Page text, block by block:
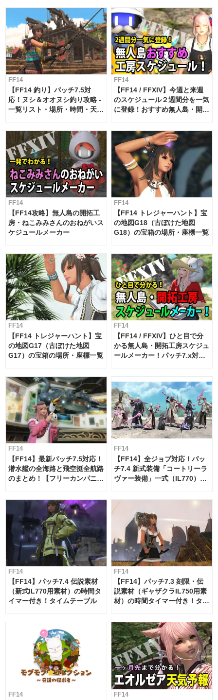
FF14
【FF14 釣り】パッチ7.5対
応！ヌシ＆オオヌシ釣り攻略 -
一覧リスト・場所・時間・天
FF14
【FF14 / FFXIV】今週と来週
のスケジュール２週間分を一気
に登録！おすすめ無人島・開拓
FF14
【FF14攻略】無人島の開拓工
房・ねこみみさんのおねがいス
ケジュールメーカー
FF14
【FF14 トレジャーハント】宝
の地図G18（古ぼけた地図
G18）の宝箱の場所・座標一覧
FF14
【FF14 トレジャーハント】宝
の地図G17（古ぼけた地図
G17）の宝箱の場所・座標一覧
FF14
【FF14 / FFXIV】ひと目で分
かる無人島・開拓工房スケジュ
ールメーカー！パッチ7.x対応
FF14
【FF14】最新パッチ7.5対応！
潜水艦の全海路と飛空挺全航路
のまとめ！【フリーカンパニ
FF14
【FF14】全ジョブ対応！パッ
チ7.4 新式装備「コートリーラ
ヴァー装備」一式（IL770）の
FF14
【FF14】パッチ7.4 伝説素材
（新式IL770用素材）の時間タ
イマー付き！タイムテーブル
FF14
【FF14】パッチ7.3 刻限・伝
説素材（ギャザクラIL750用素
材）の時間タイマー付き！タイ
FF14 FF14